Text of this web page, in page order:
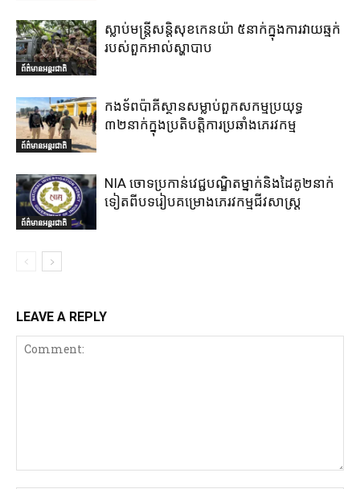
ព័ត៌មានអន្តរជាតិ
ស្លាប់មន្ត្រីសន្តិសុខកេនយ៉ា ៥នាក់ក្នុងការវាយឆ្មក់
របស់ពួកអាល់ស្ហាបាប
ព័ត៌មានអន្តរជាតិ
កងទ័ពប៉ាគីស្ថានសម្លាប់ពួកសកម្មប្រយុទ្ធ
៣២នាក់ក្នុងប្រតិបត្តិការប្រឆាំងភេរវកម្ម
ព័ត៌មានអន្តរជាតិ
NIA ចោទប្រកាន់វេជ្ជបណ្ឌិតម្នាក់និងដៃគូ២នាក់
ទៀតពីបទរៀបគម្រោងភេរវកម្មជីវសាស្ត្រ
LEAVE A REPLY